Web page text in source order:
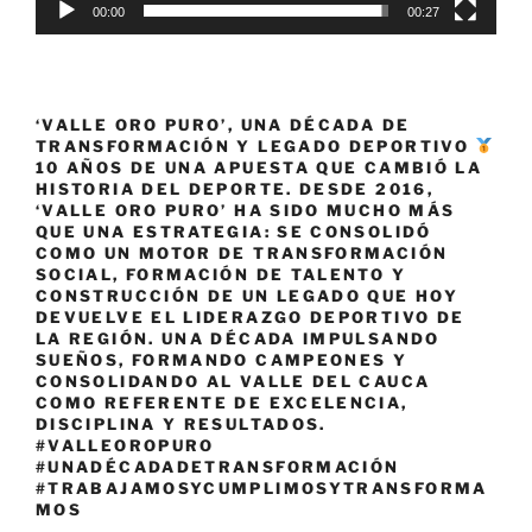
00:00 00:27
‘VALLE ORO PURO’, UNA DÉCADA DE
TRANSFORMACIÓN Y LEGADO DEPORTIVO
10 AÑOS DE UNA APUESTA QUE CAMBIÓ LA
HISTORIA DEL DEPORTE. DESDE 2016,
‘VALLE ORO PURO’ HA SIDO MUCHO MÁS
QUE UNA ESTRATEGIA: SE CONSOLIDÓ
COMO UN MOTOR DE TRANSFORMACIÓN
SOCIAL, FORMACIÓN DE TALENTO Y
CONSTRUCCIÓN DE UN LEGADO QUE HOY
DEVUELVE EL LIDERAZGO DEPORTIVO DE
LA REGIÓN. UNA DÉCADA IMPULSANDO
SUEÑOS, FORMANDO CAMPEONES Y
CONSOLIDANDO AL VALLE DEL CAUCA
COMO REFERENTE DE EXCELENCIA,
DISCIPLINA Y RESULTADOS.
#VALLEOROPURO
#UNADÉCADADETRANSFORMACIÓN
#TRABAJAMOSYCUMPLIMOSYTRANSFORMA
MOS